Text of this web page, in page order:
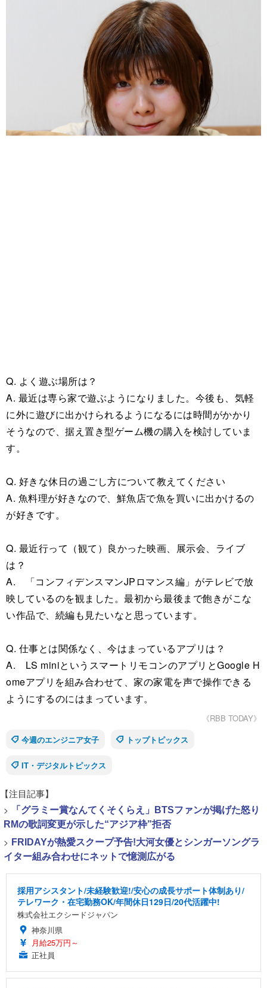
Q. よく遊ぶ場所は？
A. 最近は専ら家で遊ぶようになりました。今後も、気軽
に外に遊びに出かけられるようになるには時間がかかり
そうなので、据え置き型ゲーム機の購入を検討していま
す。
Q. 好きな休日の過ごし方について教えてください
A. 魚料理が好きなので、鮮魚店で魚を買いに出かけるの
が好きです。
Q. 最近行って（観て）良かった映画、展示会、ライブ
は？
A. 「コンフィデンスマンJPロマンス編」がテレビで放
映しているのを観ました。最初から最後まで飽きがこな
い作品で、続編も見たいなと思っています。
Q. 仕事とは関係なく、今はまっているアプリは？
A. LS miniというスマートリモコンのアプリとGoogle H
omeアプリを組み合わせて、家の家電を声で操作できる
ようにするのにはまっています。
《RBB TODAY》
今週のエンジニア女子
トップトピックス
IT・デジタルトピックス
【注目記事】
>
「グラミー賞なんてくそくらえ」BTSファンが掲げた怒り
RMの歌詞変更が示した“アジア枠”拒否
> FRIDAYが熱愛スクープ予告!大河女優とシンガーソングラ
イター組み合わせにネットで憶測広がる
採用アシスタント/未経験歓迎!/安心の成長サポート体制あり/
テレワーク・在宅勤務OK/年間休日129日/20代活躍中!
株式会社エクシードジャパン
神奈川県
月給25万円～
正社員